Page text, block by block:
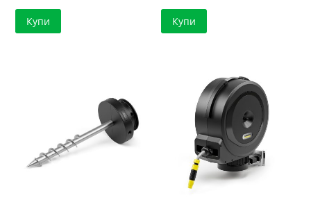
Купи Купи